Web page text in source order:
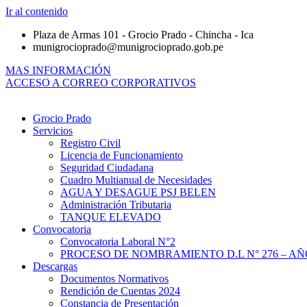
Ir al contenido
Plaza de Armas 101 - Grocio Prado - Chincha - Ica
munigrocioprado@munigrocioprado.gob.pe
MAS INFORMACIÓN
ACCESO A CORREO CORPORATIVOS
Grocio Prado
Servicios
Registro Civil
Licencia de Funcionamiento
Seguridad Ciudadana
Cuadro Multianual de Necesidades
AGUA Y DESAGUE PSJ BELEN
Administración Tributaria
TANQUE ELEVADO
Convocatoria
Convocatoria Laboral N°2
PROCESO DE NOMBRAMIENTO D.L N° 276 –
Descargas
Documentos Normativos
Rendición de Cuentas 2024
Constancia de Presentación